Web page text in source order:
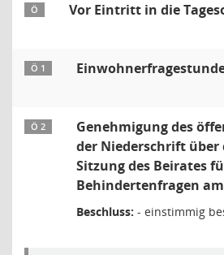
Ö Vor Eintritt in die
Ö 1
Ö 2
Genehmigung des
der Niederschrift über
Sitzung des Beirates
Behindertenfragen am
Beschluss: - einstimmig